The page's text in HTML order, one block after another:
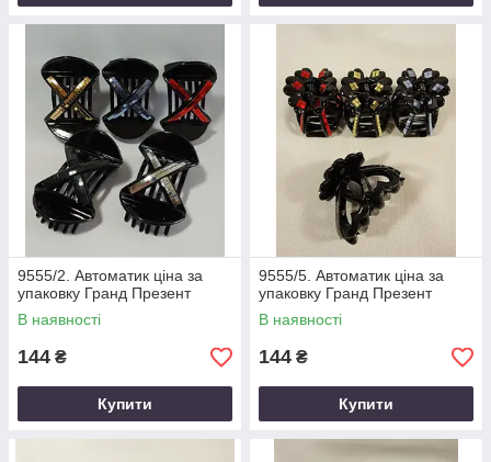
9555/2. Автоматик ціна за
упаковку Гранд Презент
В наявності
144 ₴
Купити
9555/5. Автоматик ціна за
упаковку Гранд Презент
В наявності
144 ₴
Купити